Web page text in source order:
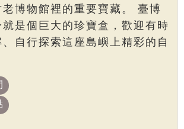
老博物館裡的重要寶藏。 臺博
是個巨大的珍寶盒，歡迎有時
自行探索這座島嶼上精彩的自